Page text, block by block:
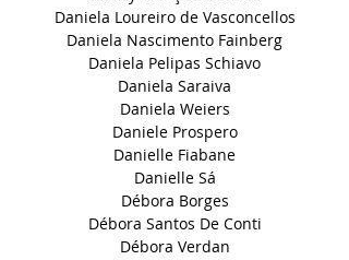
Daniela Loureiro de Vasconcellos
Daniela Nascimento Fainberg
Daniela Pelipas Schiavo
Daniela Saraiva
Daniela Weiers
Daniele Prospero
Danielle Fiabane
Danielle Sá
Débora Borges
Débora Santos De Conti
Débora Verdan